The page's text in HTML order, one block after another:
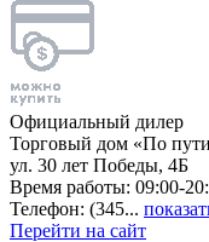
Официальный дилер
Торговый дом «По
ул. 30 лет Победы, 4Б
Время работы: 09:00-
Телефон: (345...
Перейти на сайт